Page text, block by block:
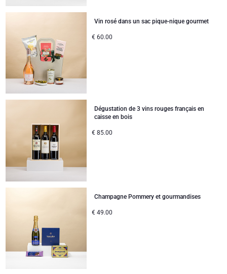
Moët & Chandon
Neuhaus
Pommery Champagne
BESTSELLER
Félicitations
Remerciements
Cadeaux mariage
Naissance
Départ en retraite
Vin rosé dans un sac pique-nique gourmet
€ 60.00
Dégustation de 3 vins rouges français en
caisse en bois
€ 85.00
Champagne Pommery et gourmandises
€ 49.00